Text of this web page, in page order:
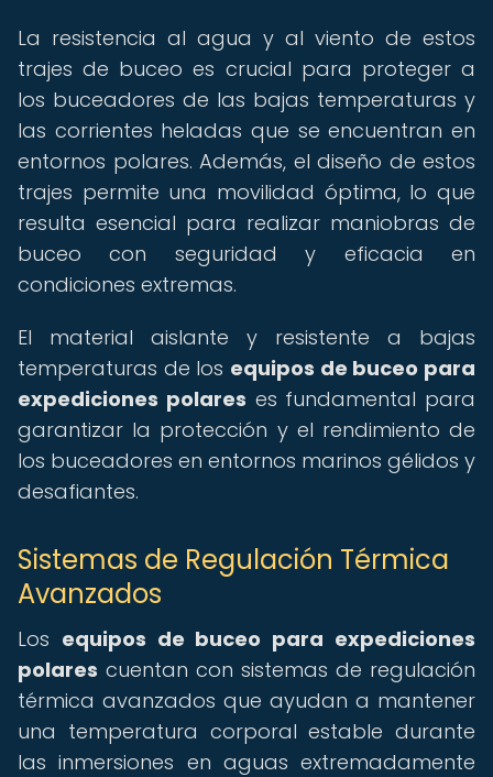
La resistencia al agua y al viento de estos
trajes de buceo es crucial para proteger a
los buceadores de las bajas temperaturas y
las corrientes heladas que se encuentran en
entornos polares. Además, el diseño de estos
trajes permite una movilidad óptima, lo que
resulta esencial para realizar maniobras de
buceo con seguridad y eficacia en
condiciones extremas.
El material aislante y resistente a bajas
temperaturas de los equipos de buceo para
expediciones polares es fundamental para
garantizar la protección y el rendimiento de
los buceadores en entornos marinos gélidos y
desafiantes.
Sistemas de Regulación Térmica
Avanzados
Los equipos de buceo para expediciones
polares cuentan con sistemas de regulación
térmica avanzados que ayudan a mantener
una temperatura corporal estable durante
las inmersiones en aguas extremadamente